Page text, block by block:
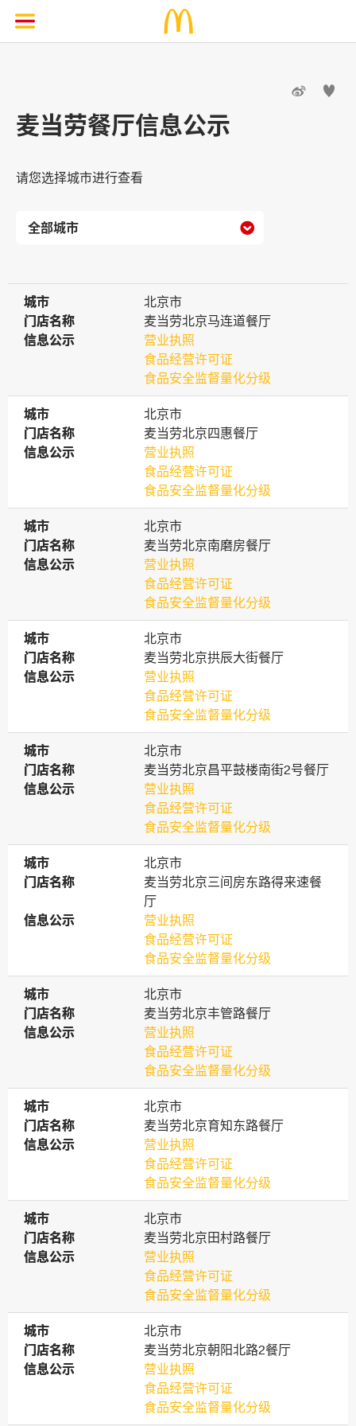
 
麦当劳餐厅信息公示
请您选择城市进行查看

城市
城市
北京市
门店名称
门店名称
麦当劳北京马连道餐厅
信息公示
信息公示
营业执照
食品经营许可证
食品安全监督量化分级
城市
城市
北京市
门店名称
门店名称
麦当劳北京四惠餐厅
信息公示
信息公示
营业执照
食品经营许可证
食品安全监督量化分级
城市
城市
北京市
门店名称
门店名称
麦当劳北京南磨房餐厅
信息公示
信息公示
营业执照
食品经营许可证
食品安全监督量化分级
城市
城市
北京市
门店名称
门店名称
麦当劳北京拱辰大街餐厅
信息公示
信息公示
营业执照
食品经营许可证
食品安全监督量化分级
城市
城市
北京市
门店名称
门店名称
麦当劳北京昌平鼓楼南街2号餐厅
信息公示
信息公示
营业执照
食品经营许可证
食品安全监督量化分级
城市
城市
北京市
门店名称
门店名称
麦当劳北京三间房东路得来速餐
厅
信息公示
信息公示
营业执照
食品经营许可证
食品安全监督量化分级
城市
城市
北京市
门店名称
门店名称
麦当劳北京丰管路餐厅
信息公示
信息公示
营业执照
食品经营许可证
食品安全监督量化分级
城市
城市
北京市
门店名称
门店名称
麦当劳北京育知东路餐厅
信息公示
信息公示
营业执照
食品经营许可证
食品安全监督量化分级
城市
城市
北京市
门店名称
门店名称
麦当劳北京田村路餐厅
信息公示
信息公示
营业执照
食品经营许可证
食品安全监督量化分级
城市
城市
北京市
门店名称
门店名称
麦当劳北京朝阳北路2餐厅
信息公示
信息公示
营业执照
食品经营许可证
食品安全监督量化分级